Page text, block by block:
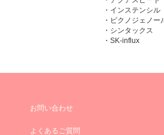
・インステンシル
・ピクノジェノー
・シンタックス
・SK-influx
お問い合わせ
よくあるご質問